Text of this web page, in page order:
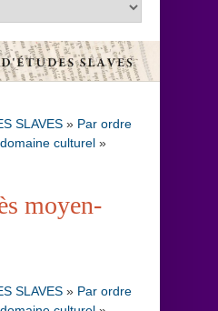
SLAVES » Par ordre
culturel »
moyen-
SLAVES » Par ordre